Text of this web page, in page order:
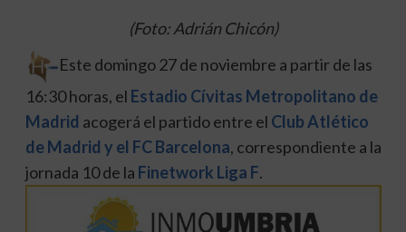
(Foto: Adrián Chicón)
Este domingo 27 de noviembre a partir de las
16:30 horas, el Estadio Cívitas Metropolitano de
Madrid acogerá el partido entre el Club Atlético
de Madrid y el FC Barcelona, correspondiente a la
jornada 10 de la Finetwork Liga F.